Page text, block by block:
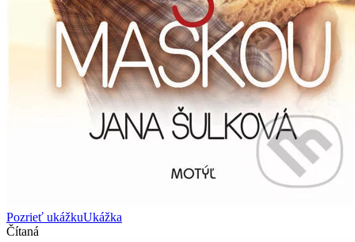
Pozrieť ukážkuUkážka
Čítaná